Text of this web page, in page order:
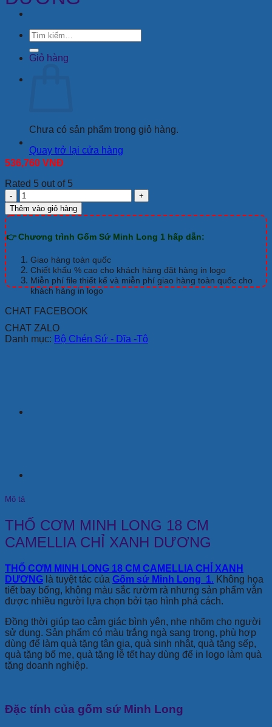
Tìm
kiếm:
Giỏ hàng
Chưa có sản phẩm trong giỏ hàng.
Quay trở lại cửa hàng
536,760 VNĐ
Rated 5 out of 5
THỐ
CƠM
MINH
18
CAMELLIA
CHỈ
XANH
DƯƠNG
lượng
Thêm vào giỏ hàng
👉 Chương trình Gốm Sứ Minh Long 1 hấp dẫn:
Giao hàng toàn quốc
Chiết khấu % cao cho khách hàng đặt hàng in logo
Miễn phí file thiết kế và miễn phí giao hàng toàn quốc cho
khách hàng in logo
CHAT FACEBOOK
CHAT ZALO
Danh mục: Bộ Chén Sứ - Dĩa -Tô
Mô tả
THỐ CƠM MINH LONG 18 CM
CAMELLIA CHỈ XANH DƯƠNG
THỐ CƠM MINH LONG 18 CM CAMELLIA CHỈ XANH
DƯƠNG là tuyệt tác của Gốm sứ Minh Long 1. Không họa
tiết bay bổng, không màu sắc rườm rà nhưng sản phẩm vẫn
được nhiều người lựa chọn bởi tạo hình phá cách.
Đồng thời giúp tạo cảm giác bình yên, nhẹ nhõm cho người
sử dụng. Sản phẩm có màu trắng ngà sang trọng, phù hợp
dùng để làm quà tặng tân gia, quà sinh nhật, quà tặng sếp,
quà tặng bố mẹ, quà tặng lễ tết hay dùng để in logo làm quà
tặng doanh nghiệp.
Đặc tính của gốm sứ Minh Long